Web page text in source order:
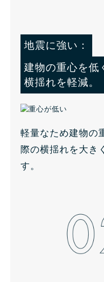
地震に強い：
建物の重心を低
横揺れを軽減。
軽量なため建物の
際の横揺れを大き
す。